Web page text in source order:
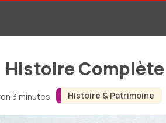
Histoire & Patrimoine
3 minutes